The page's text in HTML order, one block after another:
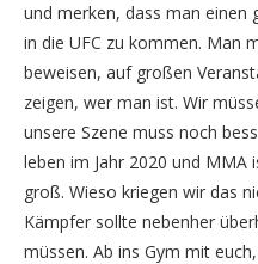
und merken, dass man einen
in die UFC zu kommen. Man
beweisen, auf großen
zeigen, wer man ist. Wir
unsere Szene muss noch
leben im Jahr 2020 und MMA
groß. Wieso kriegen wir das
Kämpfer sollte nebenher
müssen. Ab ins Gym mit